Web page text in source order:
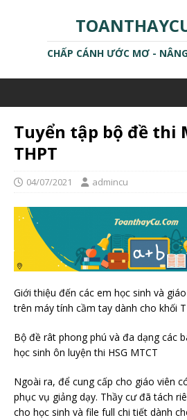
CHẤP CÁNH ƯỚC MƠ -
Tuyển tập bộ đề thi
THPT
04/07/2021 admincu
Giới thiệu đến các em học sinh và
trên máy tính cầm tay dành cho khối
Bộ đề rât phong phú và đa dạng các
học sinh ôn luyện thi HSG MTCT
Ngoài ra, để cung cấp cho giáo viên
phục vụ giảng dạy. Thầy cư đã tách
cho học sinh và file full chi tiết dành